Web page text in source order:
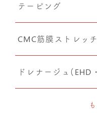
猫背矯正
小顔矯正
楽トレ
テーピング
CMC筋膜ストレッ
ドレナージュ(EHD